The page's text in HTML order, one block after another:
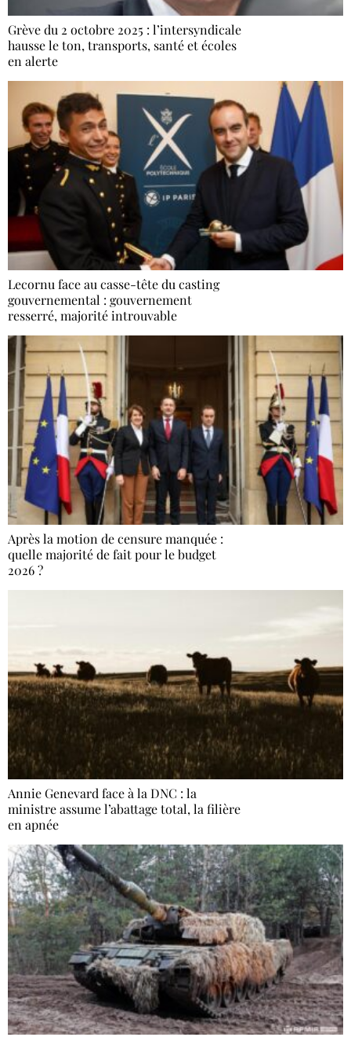
Grève du 2 octobre 2025 : l’intersyndicale
hausse le ton, transports, santé et écoles
en alerte
Lecornu face au casse-tête du casting
gouvernemental : gouvernement
resserré, majorité introuvable
Après la motion de censure manquée :
quelle majorité de fait pour le budget
2026 ?
Annie Genevard face à la DNC : la
ministre assume l’abattage total, la filière
en apnée